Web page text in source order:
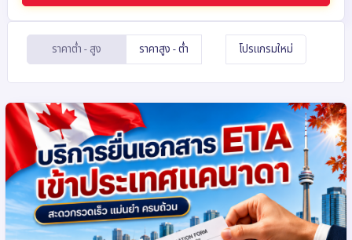
ราคาต่ำ - สูง ราคาสูง - ต่ำ โปรแกรมใหม่